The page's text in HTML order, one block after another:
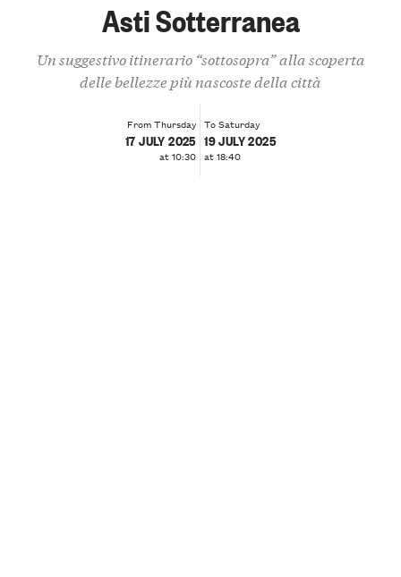
Asti Sotterranea
Un suggestivo itinerario “sottosopra” alla scoperta
delle bellezze più nascoste della città
From Thursday
17 JULY 2025
at 10:30
To Saturday
19 JULY 2025
at 18:40